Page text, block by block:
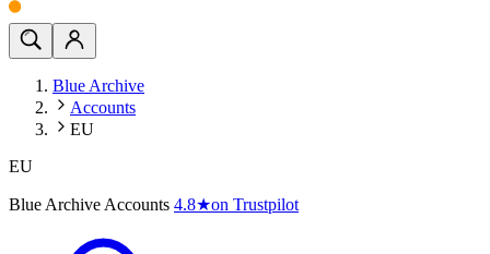
Blue Archive
Accounts
EU
EU
Blue Archive Accounts 4.8★on Trustpilot